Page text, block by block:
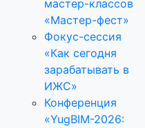
мастер-классов
«Мастер-фест»
Фокус-сессия
«Как сегодня
зарабатывать в
ИЖС»
Конференция
«YugBIM-2026: